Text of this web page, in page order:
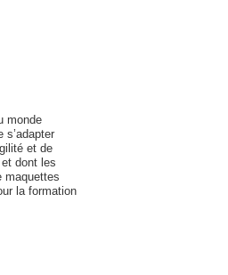
monde
s’adapter
et de
dont les
maquettes
la formation